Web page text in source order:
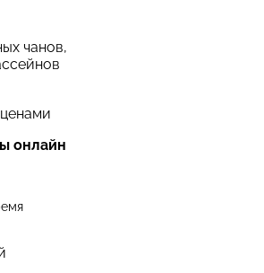
чанов,
онлайн